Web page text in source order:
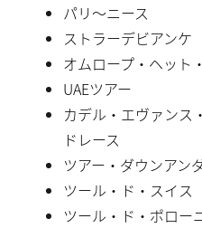
パリ〜ニース
ストラーデビアンケ
オムロープ・ヘット
UAEツアー
カデル・エヴァンス
ドレース
ツアー・ダウンアン
ツール・ド・スイス
ツール・ド・ポロー